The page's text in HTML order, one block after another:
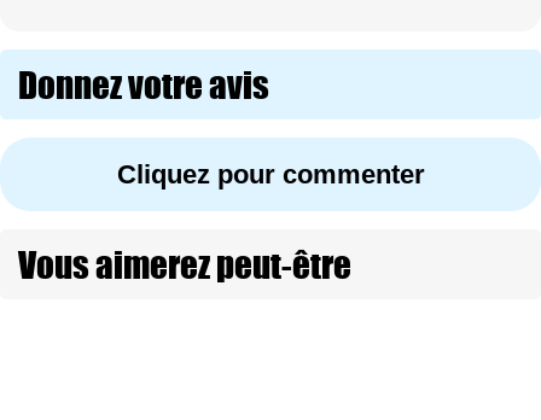
Donnez votre avis
Cliquez pour commenter
Vous aimerez peut-être